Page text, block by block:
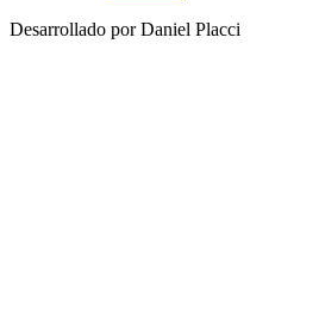
Desarrollado por Daniel Placci